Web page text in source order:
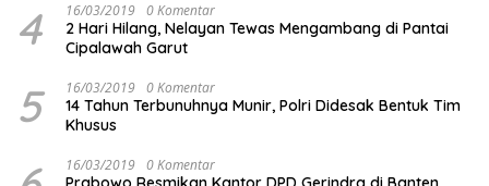
4 16/03/2019 0 Komentar
2 Hari Hilang, Nelayan Tewas Mengambang di Pantai
Cipalawah Garut
5 16/03/2019 0 Komentar
14 Tahun Terbunuhnya Munir, Polri Didesak Bentuk Tim
Khusus
16/03/2019 0 Komentar